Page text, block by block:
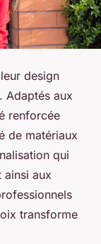
design
Adaptés aux
renforcée
de matériaux
qui
ainsi aux
transforme